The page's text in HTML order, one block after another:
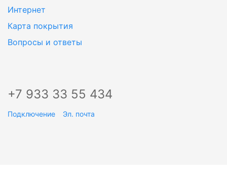
Интернет
Карта покрытия
Вопросы и ответы
+7 933 33 55 434
Подключение Эл. почта